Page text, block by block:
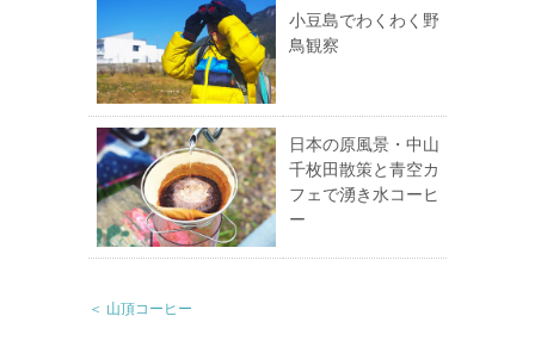
小豆島でわくわく野
鳥観察
日本の原風景・中山
千枚田散策と青空カ
フェで湧き水コーヒ
ー
＜ 山頂コーヒー